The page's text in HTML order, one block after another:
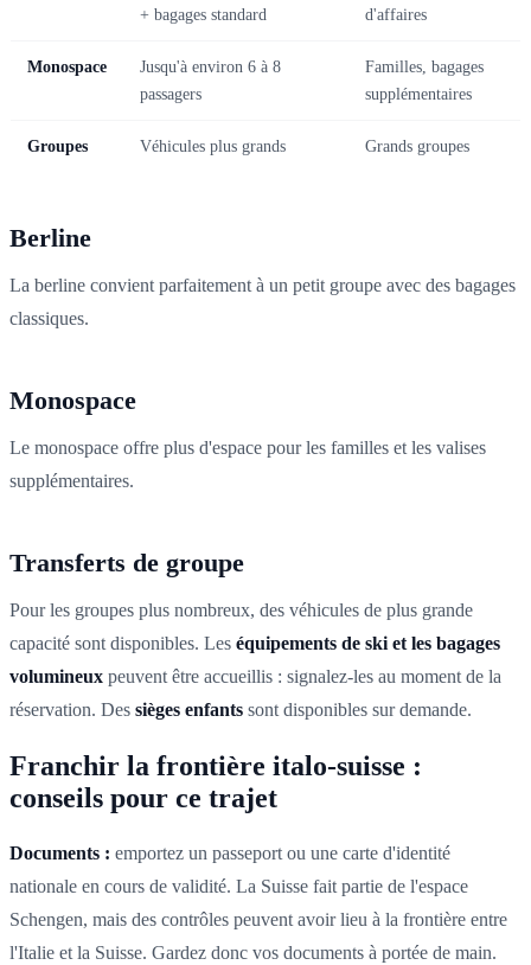
+ bagages standard
d'affaires
Monospace
Jusqu'à environ 6 à 8
passagers
Familles, bagages
supplémentaires
Groupes Véhicules plus grands Grands groupes
Berline
La berline convient parfaitement à un petit groupe avec des bagages
classiques.
Monospace
Le monospace offre plus d'espace pour les familles et les valises
supplémentaires.
Transferts de groupe
Pour les groupes plus nombreux, des véhicules de plus grande
capacité sont disponibles. Les équipements de ski et les bagages
volumineux peuvent être accueillis : signalez-les au moment de la
réservation. Des sièges enfants sont disponibles sur demande.
Franchir la frontière italo-suisse :
conseils pour ce trajet
Documents : emportez un passeport ou une carte d'identité
nationale en cours de validité. La Suisse fait partie de l'espace
Schengen, mais des contrôles peuvent avoir lieu à la frontière entre
l'Italie et la Suisse. Gardez donc vos documents à portée de main.